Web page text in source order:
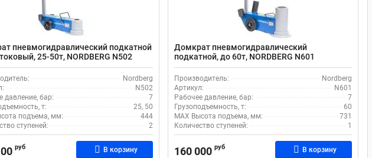
пневмогидравлический подкатной
25-50т, NORDBERG N502
Nordberg
N502
давление, бар:
7
т:
25, 50
подъема, мм:
444
ступеней:
2
руб В корзину
Домкрат пневмогидравлический
подкатной, до 60т, NORDBERG N601
Производитель:
Nordberg
Артикул:
N601
Рабочее давление, бар:
7
Грузоподъемность, т:
60
MAX Высота подъема, мм:
731
Количество ступеней:
1
160 000 руб В корзину